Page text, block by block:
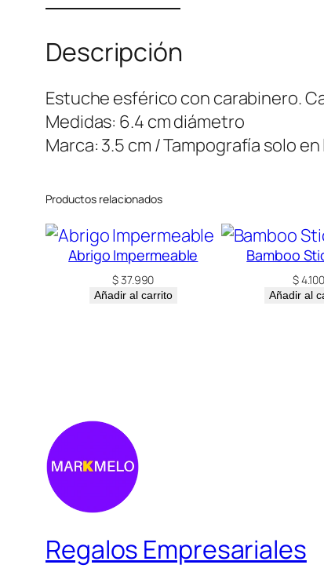
Descripción
Estuche esférico con carabinero.
Medidas: 6.4 cm diámetro
Marca: 3.5 cm / Tampografía solo en
Productos relacionados
Abrigo Impermeable
$37.990
Añadir al carrito
Bamboo
$4.100
Añadir al
Regalos Empresariales